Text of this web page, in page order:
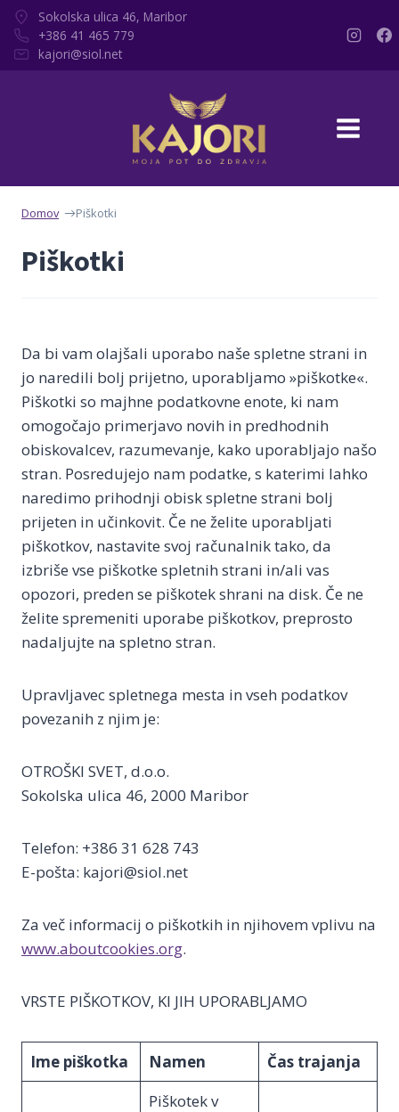
Skip
content
Sokolska ulica 46, Maribor
+386 41 465 779
kajori@siol.net
Domov Piškotki
Piškotki
Da bi vam olajšali uporabo naše spletne strani in
jo naredili bolj prijetno, uporabljamo »piškotke«.
Piškotki so majhne podatkovne enote, ki nam
omogočajo primerjavo novih in predhodnih
obiskovalcev, razumevanje, kako uporabljajo našo
stran. Posredujejo nam podatke, s katerimi lahko
naredimo prihodnji obisk spletne strani bolj
prijeten in učinkovit. Če ne želite uporabljati
piškotkov, nastavite svoj računalnik tako, da
izbriše vse piškotke spletnih strani in/ali vas
opozori, preden se piškotek shrani na disk. Če ne
želite spremeniti uporabe piškotkov, preprosto
nadaljujte na spletno stran.
Upravljavec spletnega mesta in vseh podatkov
povezanih z njim je:
OTROŠKI SVET, d.o.o.
Sokolska ulica 46, 2000 Maribor
Telefon: +386 31 628 743
E-pošta: kajori@siol.net
Za več informacij o piškotkih in njihovem vplivu na
www.aboutcookies.org.
VRSTE PIŠKOTKOV, KI JIH UPORABLJAMO
Ime piškotka Namen Čas trajanja
Piškotek v